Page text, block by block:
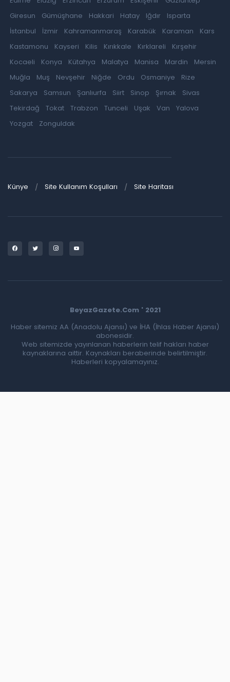
Giresun
Gümüşhane Hakkari Hatay Iğdır
Isparta
İstanbul
İzmir Kahramanmaraş Karabük Karaman
Kars
Kastamonu
Kayseri Kilis Kırıkkale Kırklareli
Kırşehir
Kocaeli
Konya Kütahya Malatya Manisa Mardin
Mersin
Muğla
Muş Nevşehir Niğde Ordu Osmaniye
Rize
Sakarya
Samsun Şanlıurfa Siirt Sinop Şırnak
Sivas
Tekirdağ
Tokat Trabzon Tunceli Uşak Van
Yalova
Yozgat
Zonguldak
Künye Site Kullanım Koşulları Site Haritası
BeyazGazete.Com ' 2021
Haber sitemiz AA (Anadolu Ajansı) ve İHA (İhlas Haber Ajansı)
abonesidir.
Web sitemizde yayınlanan haberlerin telif hakları haber
kaynaklarına aittir. Kaynakları beraberinde belirtilmiştir.
Haberleri kopyalamayınız.